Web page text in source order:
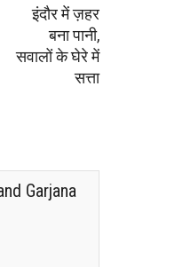
इंदौर में ज़हर
बना पानी,
सवालों के घेरे में
सत्ता
Garjana